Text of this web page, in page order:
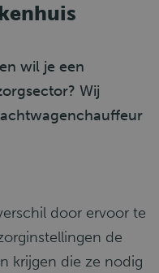
wil je een
Wij
door ervoor te
de
krijgen die ze nodig